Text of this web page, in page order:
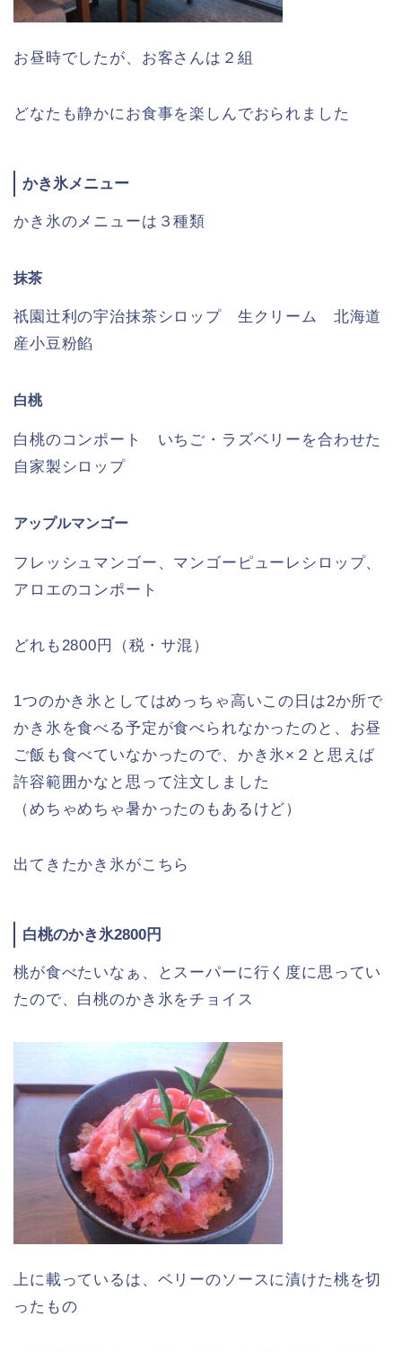
お昼時でしたが、お客さんは２組
どなたも静かにお食事を楽しんでおられました
かき氷メニュー
かき氷のメニューは３種類
抹茶
祇園辻利の宇治抹茶シロップ 生クリーム 北海道
産小豆粉餡
白桃
白桃のコンポート いちご・ラズベリーを合わせた
自家製シロップ
アップルマンゴー
フレッシュマンゴー、マンゴーピューレシロップ、
アロエのコンポート
どれも2800円（税・サ混）
1つのかき氷としてはめっちゃ高いこの日は2か所で
かき氷を食べる予定が食べられなかったのと、お昼
ご飯も食べていなかったので、かき氷×２と思えば
許容範囲かなと思って注文しました
（めちゃめちゃ暑かったのもあるけど）
出てきたかき氷がこちら
白桃のかき氷2800円
桃が食べたいなぁ、とスーパーに行く度に思ってい
たので、白桃のかき氷をチョイス
上に載っているは、ベリーのソースに漬けた桃を切
ったもの